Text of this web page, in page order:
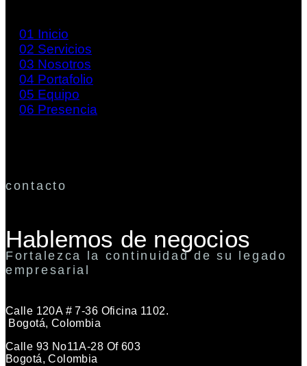
01 Inicio
02 Servicios
03 Nosotros
04 Portafolio
05 Equipo
06 Presencia
contacto
Hablemos de negocios
Fortalezca la continuidad de su legado
empresarial
Calle 120A # 7-36 Oficina 1102.
Bogotá, Colombia
Calle 93 No11A-28 Of 603
Bogotá, Colombia